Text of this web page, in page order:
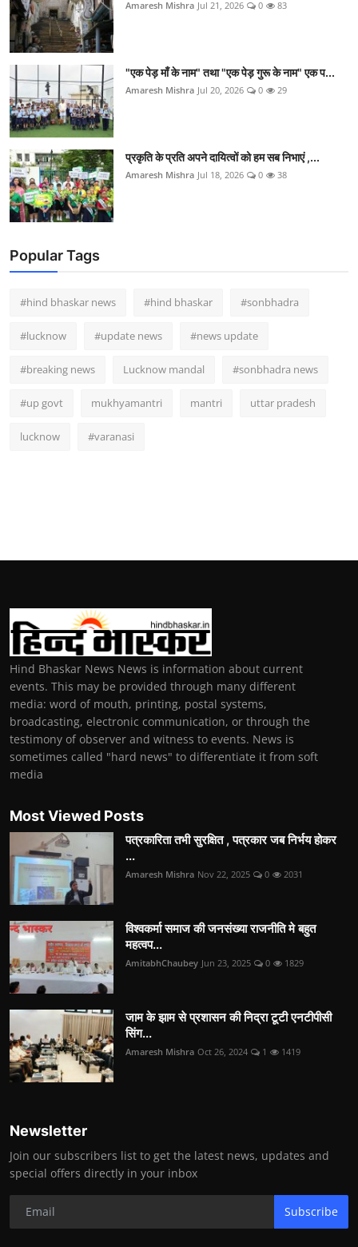
Amaresh Mishra Jul 21, 2026 0 83
"एक पेड़ माँ के नाम" तथा "एक पेड़ गुरू के नाम" एक प...
Amaresh Mishra Jul 20, 2026 0 29
प्रकृति के प्रति अपने दायित्वों को हम सब निभाएं ,...
Amaresh Mishra Jul 18, 2026 0 38
Popular Tags
#hind bhaskar news #hind bhaskar #sonbhadra
#lucknow #update news #news update
#breaking news Lucknow mandal #sonbhadra news
#up govt mukhyamantri mantri uttar pradesh
lucknow #varanasi
Hind Bhaskar News News is information about current
events. This may be provided through many different
media: word of mouth, printing, postal systems,
broadcasting, electronic communication, or through the
testimony of observer and witness to events. News is
sometimes called "hard news" to differentiate it from soft
media
Most Viewed Posts
पत्रकारिता तभी सुरक्षित , पत्रकार जब निर्भय होकर
...
Amaresh Mishra Nov 22, 2025 0 2031
विश्वकर्मा समाज की जनसंख्या राजनीति मे बहुत
महत्वप...
AmitabhChaubey Jun 23, 2025 0 1829
जाम के झाम से प्रशासन की निद्रा टूटी एनटीपीसी
सिंग...
Amaresh Mishra Oct 26, 2024 1 1419
Newsletter
Join our subscribers list to get the latest news, updates and
special offers directly in your inbox
Subscribe